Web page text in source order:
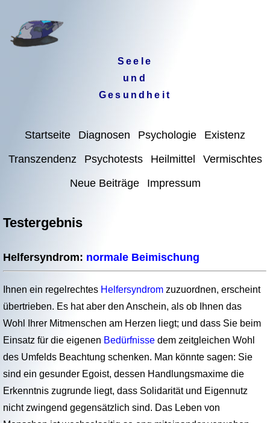
Seele
und
Gesundheit
Startseite Diagnosen Psychologie
Existenz
Transzendenz
Psychotests Heilmittel
Vermischtes
Neue Beiträge
Impressum
Testergebnis
Helfersyndrom: normale Beimischung
Ihnen ein regelrechtes Helfersyndromzuzuordnen, erscheint
übertrieben. Es hat aber den Anschein, als ob Ihnen das
Wohl Ihrer Mitmenschen am Herzen liegt; und dass Sie beim
Einsatz für die eigenen Bedürfnissedem zeitgleichen Wohl
des Umfelds Beachtung schenken. Man könnte sagen: Sie
sind ein gesunder Egoist, dessen Handlungsmaxime die
Erkenntnis zugrunde liegt, dass Solidarität und Eigennutz
nicht zwingend gegen­sätzlich sind. Das Leben von